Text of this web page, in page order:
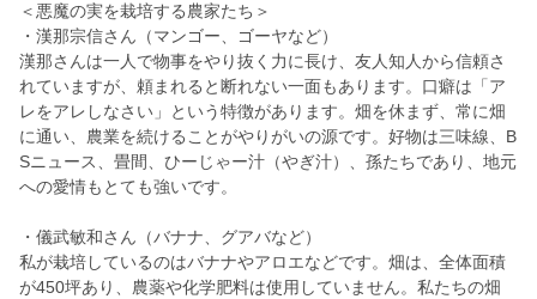
＜悪魔の実を栽培する農家たち＞
・漢那宗信さん（マンゴー、ゴーヤなど）
漢那さんは一人で物事をやり抜く力に長け、友人知人から信頼さ
れていますが、頼まれると断れない一面もあります。口癖は「ア
レをアレしなさい」という特徴があります。畑を休まず、常に畑
に通い、農業を続けることがやりがいの源です。好物は三味線、B
Sニュース、畳間、ひーじゃー汁（やぎ汁）、孫たちであり、地元
への愛情もとても強いです。
・儀武敏和さん（バナナ、グアバなど）
私が栽培しているのはバナナやアロエなどです。畑は、全体面積
が450坪あり、農薬や化学肥料は使用していません。私たちの畑